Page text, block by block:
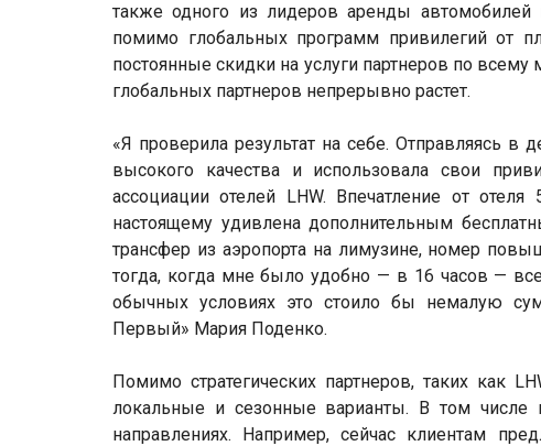
также одного из лидеров аренды автомобилей
помимо глобальных программ привилегий от
постоянные скидки на услуги партнеров по
глобальных партнеров непрерывно растет.
«Я проверила результат на себе. Отправляясь
высокого качества и использовала свои
ассоциации отелей LHW. Впечатление от
настоящему удивлена дополнительным
трансфер из аэропорта на лимузине, номер
тогда, когда мне было удобно — в 16 часов —
обычных условиях это стоило бы немалую
Первый» Мария Поденко.
Помимо стратегических партнеров, таких как
локальные и сезонные варианты. В том числе
направлениях. Например, сейчас клиентам